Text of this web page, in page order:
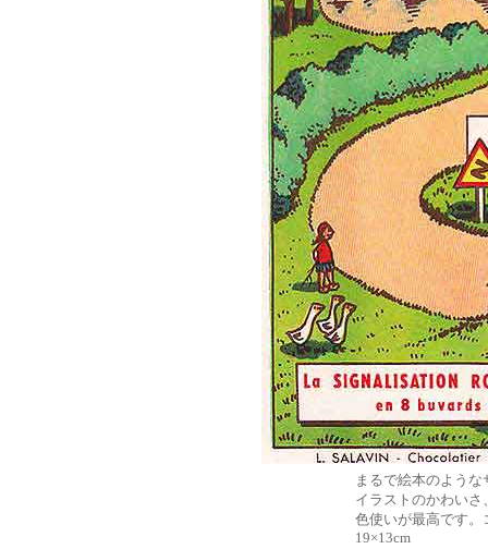
まるで絵本のよう
イラストのかわいさ
色使いが最高です。
19×13cm